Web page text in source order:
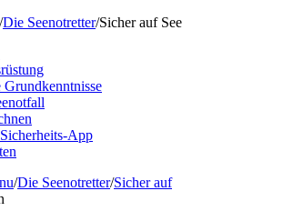
/Die Seenotretter/Sicher auf See
Grundkenntnisse
App
/Die Seenotretter/Sicher auf